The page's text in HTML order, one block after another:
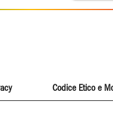
Codice Etico e